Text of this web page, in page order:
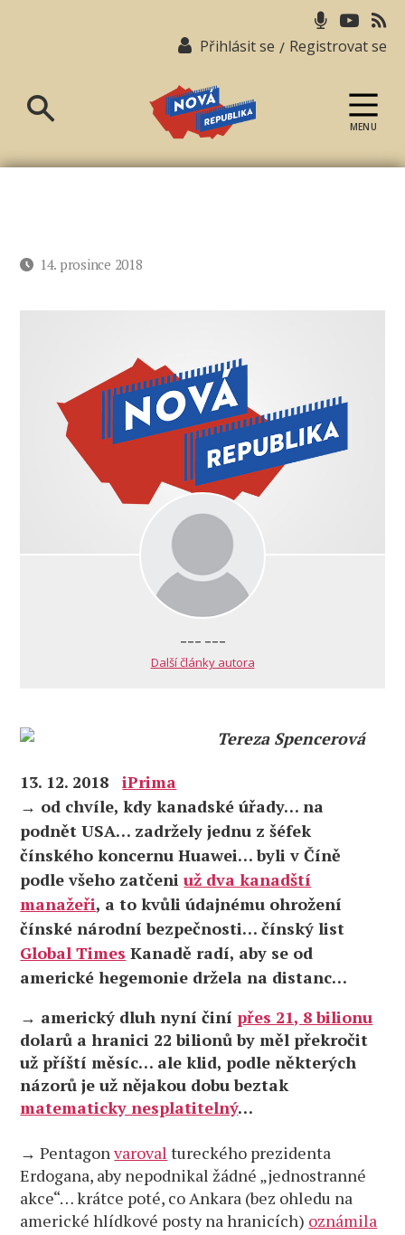
Přihlásit se / Registrovat se
republika
MENU
Datum14. prosince 2018
--- ---
Další články autora
Tereza Spencerová
13. 12. 2018iPrima
→ od chvíle, kdy kanadské úřady… na
podnět USA… zadržely jednu z šéfek
čínského koncernu Huawei… byli v Číně
podle všeho zatčeniuž dva kanadští
manažeři, a to kvůli údajnému ohrožení
čínské národní bezpečnosti… čínský list
Global Times Kanadě radí, aby se od
americké hegemonie držela na distanc…
→ americký dluh nyní činí přes 21, 8 bilionu
dolarů a hranici 22 bilionů by měl překročit
už příští měsíc… ale klid, podle některých
názorů je už nějakou dobu beztak
matematicky nesplatitelný…
→ Pentagonvaroval tureckého prezidenta
Erdogana, aby nepodnikal žádné „jednostranné
akce“… krátce poté, co Ankara (bez ohledu na
americké hlídkové posty na hranicích) oznámila